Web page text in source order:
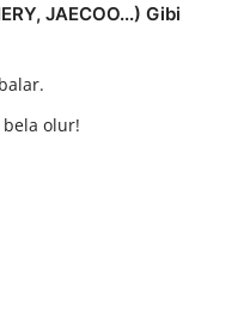
JAECOO...) Gibi
bela olur!